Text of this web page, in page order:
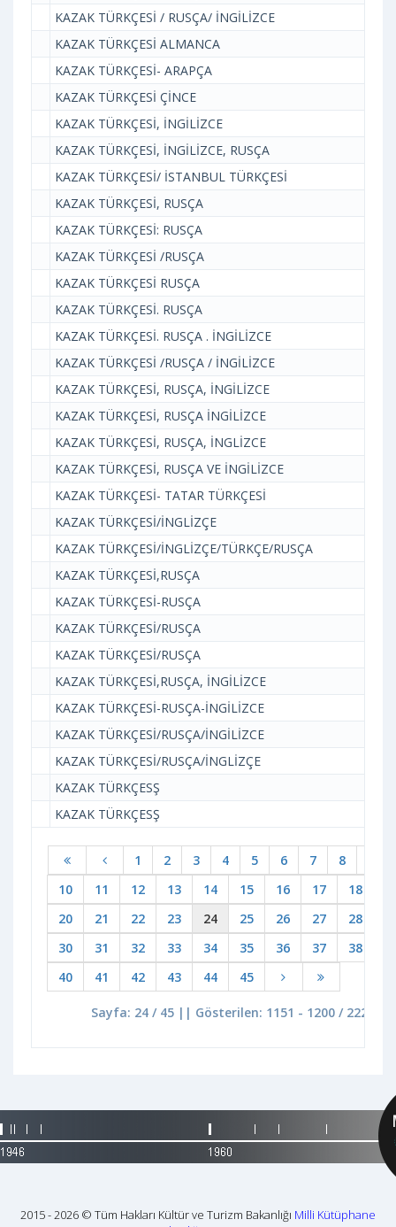
KAZAK TÜRKÇESİ / RUSÇA/ İNGİLİZCE
KAZAK TÜRKÇESİ ALMANCA
KAZAK TÜRKÇESİ- ARAPÇA
KAZAK TÜRKÇESİ ÇİNCE
KAZAK TÜRKÇESİ, İNGİLİZCE
KAZAK TÜRKÇESİ, İNGİLİZCE, RUSÇA
KAZAK TÜRKÇESİ/ İSTANBUL TÜRKÇESİ
KAZAK TÜRKÇESİ, RUSÇA
KAZAK TÜRKÇESİ: RUSÇA
KAZAK TÜRKÇESİ /RUSÇA
KAZAK TÜRKÇESİ RUSÇA
KAZAK TÜRKÇESİ. RUSÇA
KAZAK TÜRKÇESİ. RUSÇA . İNGİLİZCE
KAZAK TÜRKÇESİ /RUSÇA / İNGİLİZCE
KAZAK TÜRKÇESİ, RUSÇA, İNGİLİZCE
KAZAK TÜRKÇESİ, RUSÇA İNGİLİZCE
KAZAK TÜRKÇESİ, RUSÇA, İNGLİZCE
KAZAK TÜRKÇESİ, RUSÇA VE İNGİLİZCE
KAZAK TÜRKÇESİ- TATAR TÜRKÇESİ
KAZAK TÜRKÇESİ/İNGLİZÇE
KAZAK TÜRKÇESİ/İNGLİZÇE/TÜRKÇE/RUSÇA
KAZAK TÜRKÇESİ,RUSÇA
KAZAK TÜRKÇESİ-RUSÇA
KAZAK TÜRKÇESİ/RUSÇA
KAZAK TÜRKÇESİ/RUSÇA
KAZAK TÜRKÇESİ,RUSÇA, İNGİLİZCE
KAZAK TÜRKÇESİ-RUSÇA-İNGİLİZCE
KAZAK TÜRKÇESİ/RUSÇA/İNGİLİZCE
KAZAK TÜRKÇESİ/RUSÇA/İNGLİZÇE
KAZAK TÜRKÇESŞ
KAZAK TÜRKÇESŞ
1 2 3 4 5 6 7 8
10
11 12 13 14 15 16 17 18
20
21 22 23 24 25 26 27 28
30
31 32 33 34 35 36 37 38
40
41 42 43 44 45
Sayfa: 24 / 45 || Gösterilen: 1151 - 1200 / 2227
2015 - 2026 © Tüm Hakları Kültür ve Turizm Bakanlığı Milli Kütüphane